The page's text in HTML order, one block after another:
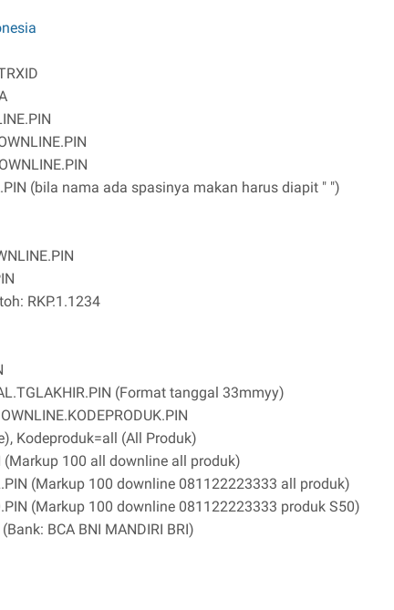
(bila nama ada spasinya makan harus diapit " ")
RKP.1.1234
(Format tanggal 33mmyy)
Kodeproduk=all (All Produk)
(Markup 100 all downline all produk)
(Markup 100 downline 081122223333 all produk)
(Markup 100 downline 081122223333 produk S50)
BCA BNI MANDIRI BRI)